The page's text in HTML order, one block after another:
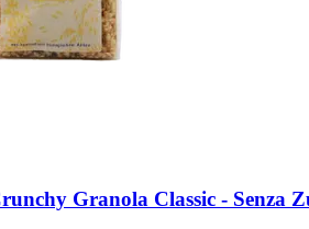
Granola Classic -​ Senza